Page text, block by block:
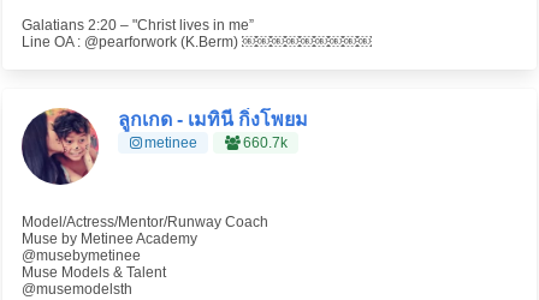
Galatians 2:20 – "Christ lives in me”
Line OA : @pearforwork (K.Berm) ￼￼￼￼￼￼￼￼￼
ลูกเกด - เมทินี กิ่งโพยม
metinee 660.7k
Model/Actress/Mentor/Runway Coach
Muse by Metinee Academy
@musebymetinee
Muse Models & Talent
@musemodelsth